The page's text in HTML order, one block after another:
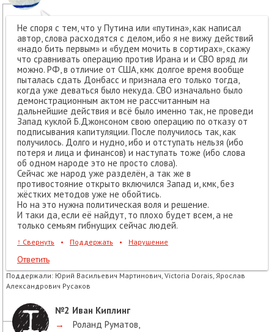
Не споря с тем, что у Путина или «путина», как написал
автор, слова расходятся с делом, ибо я не вижу действий
«надо бить первым» и «будем мочить в сортирах», скажу
что сравнивать операцию против Ирана и и СВО вряд ли
можно. РФ, в отличие от США, кмк долгое время вообще
пыталась сдать Донбасс и признала его только тогда,
когда уже деваться было некуда. СВО изначально было
демонстрационным актом не рассчитанным на
дальнейшие действия и всё было именно так, не проведи
Запад куклой Б.Джонсоном свою операцию по отказу от
подписывания капитуляции. После получилось так, как
получилось. Долго и нудно, ибо и отступать нельзя (ибо
потеря и лица и финансов) и наступать тоже (ибо слова
об одном народе это не просто слова).
Сейчас же народ уже разделён, а так же в
противостояние открыто включился Запад и, кмк, без
жёстких методов уже не обойтись.
Но на это нужна политическая воля и решение.
И таки да, если её найдут, то плохо будет всем, а не
только семьям гибнущих сейчас людей.
↑ Свернуть • Поддержать • Нарушение
Ответить
Поддержали: Юрий Васильевич Мартинович, Victoria Dorais, Ярослав
Александрович Русаков
№2 Иван Киплинг
→
Роланд Руматов,